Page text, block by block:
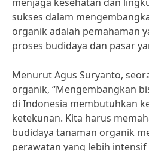
sukses dalam
organik adalah pemahaman
proses budidaya dan pasar
Menurut Agus Suryanto,
organik, “Mengembangkan
di Indonesia membutuhkan
ketekunan. Kita harus
budidaya tanaman organik
perawatan yang lebih